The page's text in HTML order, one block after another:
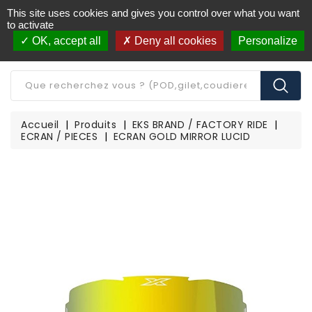
Livraison offerte à partir de 250€ d'achat (*)
CATÉGORIE
Accueil Produits
EKS BRAND / FACTORY RIDE
ECRAN / PIECES
ECRAN GOLD MIRROR LUCID
This site uses cookies and gives you control over what you want
to activate
OK, accept all
Deny all cookies Personalize